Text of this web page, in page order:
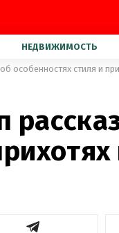
НЕДВИЖИМОСТЬ
особенностях стиля и